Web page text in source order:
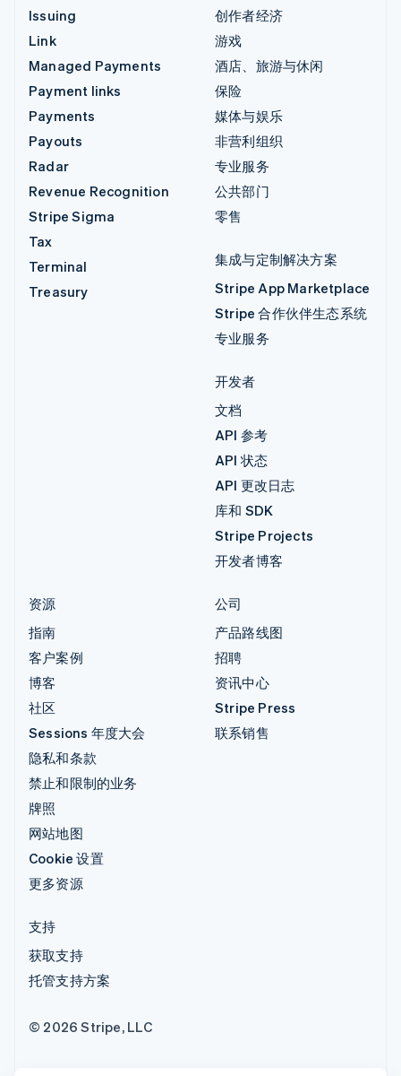
Issuing
Link
Managed Payments
Payment links
Payments
Payouts
Radar
Revenue Recognition
Stripe Sigma
Tax
Terminal
Treasury
创作者经济
游戏
酒店、旅游与休闲
保险
媒体与娱乐
非营利组织
专业服务
公共部门
零售
集成与定制解决方案
Stripe App Marketplace
Stripe 合作伙伴生态系统
专业服务
开发者
文档
API 参考
API 状态
API 更改日志
库和 SDK
Stripe Projects
开发者博客
资源
指南
客户案例
博客
社区
Sessions 年度大会
隐私和条款
禁止和限制的业务
牌照
网站地图
Cookie 设置
更多资源
公司
产品路线图
招聘
资讯中心
Stripe Press
联系销售
支持
获取支持
托管支持方案
© 2026 Stripe, LLC